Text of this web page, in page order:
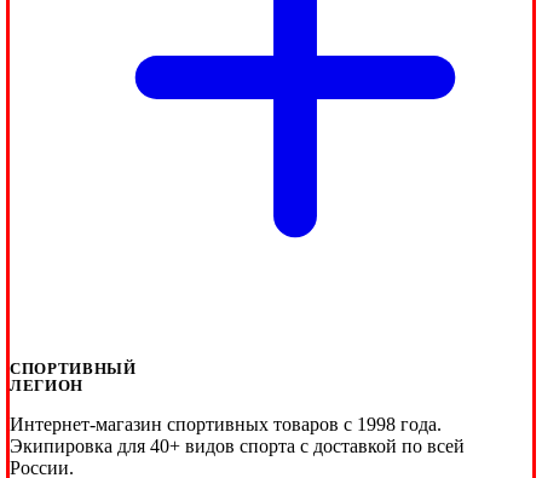
СПОРТИВНЫЙ
ЛЕГИОН
Интернет-магазин спортивных товаров с 1998 года.
Экипировка для 40+ видов спорта с доставкой по всей
России.